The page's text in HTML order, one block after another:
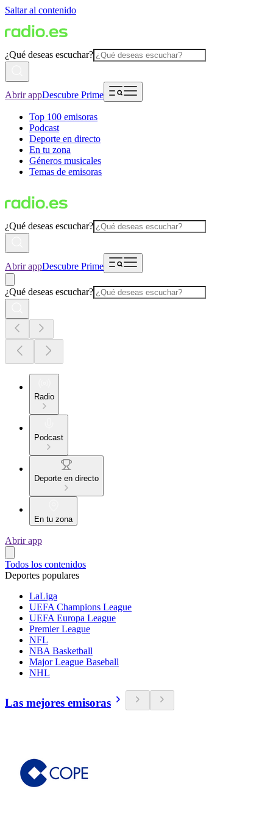
Saltar al contenido
¿Qué deseas escuchar?
Abrir appDescubre Prime
Top 100 emisoras
Podcast
Deporte en directo
En tu zona
Géneros musicales
Temas de emisoras
¿Qué deseas escuchar?
Abrir appDescubre Prime
¿Qué deseas escuchar?
Radio
Podcast
Deporte en directo
En tu zona
Abrir app
Todos los contenidos
Deportes populares
LaLiga
UEFA Champions League
UEFA Europa League
Premier League
NFL
NBA Basketball
Major League Baseball
NHL
Las mejores emisoras